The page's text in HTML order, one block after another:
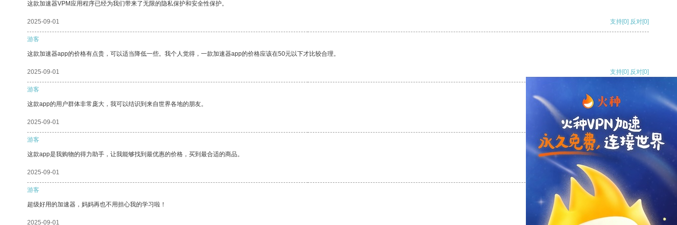
这款加速器VPM应用程序已经为我们带来了无限的隐私保护和安全性保护。
2025-09-01 支持[0] 反对[0]
游客
这款加速器app的价格有点贵，可以适当降低一些。我个人觉得，一款加速器app的价格应该在50元以下才比较合理。
2025-09-01 支持[0] 反对[0]
游客
这款app的用户群体非常庞大，我可以结识到来自世界各地的朋友。
2025-09-01 支持[0] 反对
游客
这款app是我购物的得力助手，让我能够找到最优惠的价格，买到最合适的商品。
2025-09-01 支持
游客
超级好用的加速器，妈妈再也不用担心我的学习啦！
2025-09-01 反对 [0]